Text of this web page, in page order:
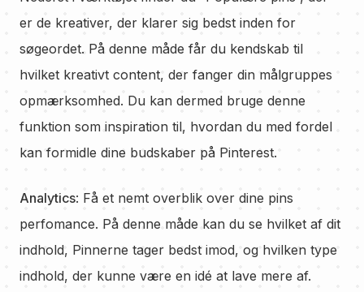
er de kreativer, der klarer sig bedst inden for
søgeordet. På denne måde får du kendskab til
hvilket kreativt content, der fanger din målgruppes
opmærksomhed. Du kan dermed bruge denne
funktion som inspiration til, hvordan du med fordel
kan formidle dine budskaber på Pinterest.
Analytics: Få et nemt overblik over dine pins
perfomance. På denne måde kan du se hvilket af dit
indhold, Pinnerne tager bedst imod, og hvilken type
indhold, der kunne være en idé at lave mere af.